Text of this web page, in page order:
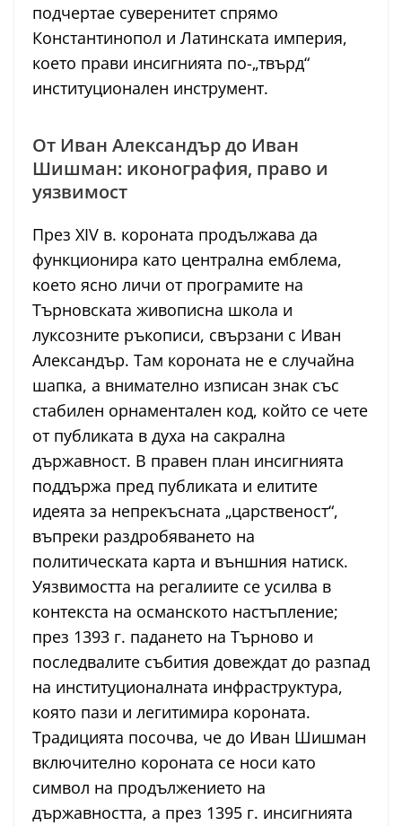
подчертае суверенитет спрямо
Константинопол и Латинската империя,
което прави инсигнията по-„твърд“
институционален инструмент.
От Иван Александър до Иван
Шишман: иконография, право и
уязвимост
През XIV в. короната продължава да
функционира като централна емблема,
което ясно личи от програмите на
Търновската живописна школа и
луксозните ръкописи, свързани с Иван
Александър. Там короната не е случайна
шапка, а внимателно изписан знак със
стабилен орнаментален код, който се чете
от публиката в духа на сакрална
държавност. В правен план инсигнията
поддържа пред публиката и елитите
идеята за непрекъсната „царственост“,
въпреки раздробяването на
политическата карта и външния натиск.
Уязвимостта на регалиите се усилва в
контекста на османското настъпление;
през 1393 г. падането на Търново и
последвалите събития довеждат до разпад
на институционалната инфраструктура,
която пази и легитимира короната.
Традицията посочва, че до Иван Шишман
включително короната се носи като
символ на продължението на
държавността, а през 1395 г. инсигнията